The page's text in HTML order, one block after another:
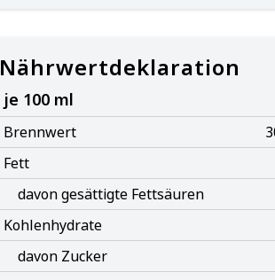
Nährwertdeklaration
je 100 ml
Brennwert
Fett
davon gesättigte Fettsäuren
Kohlenhydrate
davon Zucker